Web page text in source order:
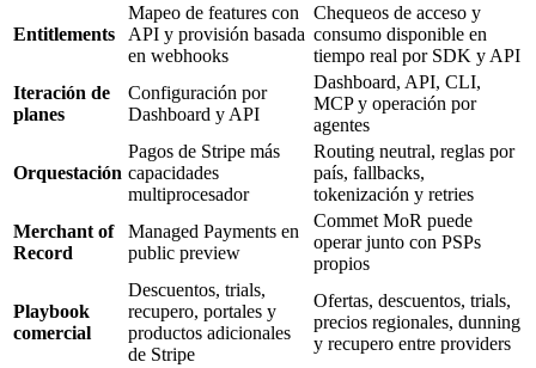
Entitlements
Mapeo de features con
API y provisión basada
en webhooks
Chequeos de acceso y
consumo disponible en
tiempo real por SDK y API
Iteración de
planes
Configuración por
Dashboard y API
Dashboard, API, CLI,
MCP y operación por
agentes
Orquestación
Pagos de Stripe más
capacidades
multiprocesador
Routing neutral, reglas por
país, fallbacks,
tokenización y retries
Merchant of
Record
Managed Payments en
public preview
Commet MoR puede
operar junto con PSPs
propios
Playbook
comercial
Descuentos, trials,
recupero, portales y
productos adicionales
de Stripe
Ofertas, descuentos, trials,
precios regionales, dunning
y recupero entre providers